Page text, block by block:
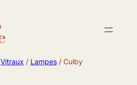
Vitraux / Lampes/ Culby